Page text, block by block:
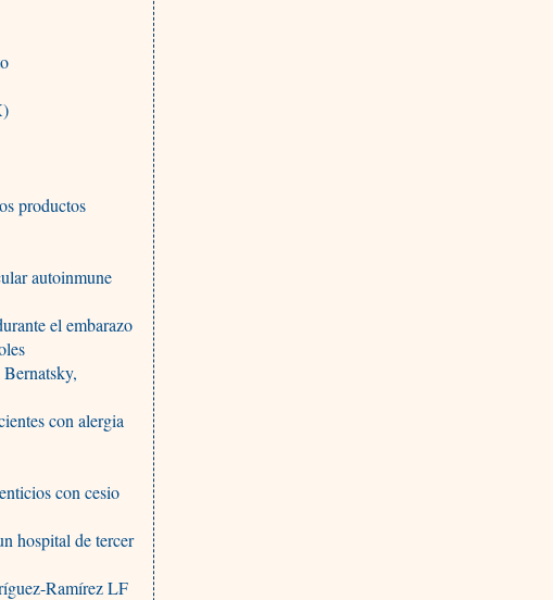
productos
autoinmune
el embarazo
con alergia
con cesio
hospital de tercer
Ramírez LF